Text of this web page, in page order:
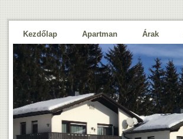
Kezdőlap Apartman Árak